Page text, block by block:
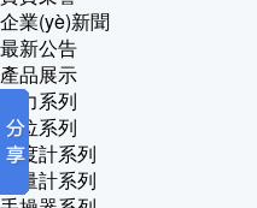
企業(yè)新聞
最新公告
產品展示
壓力系列
液位系列
密度計系列
流量計系列